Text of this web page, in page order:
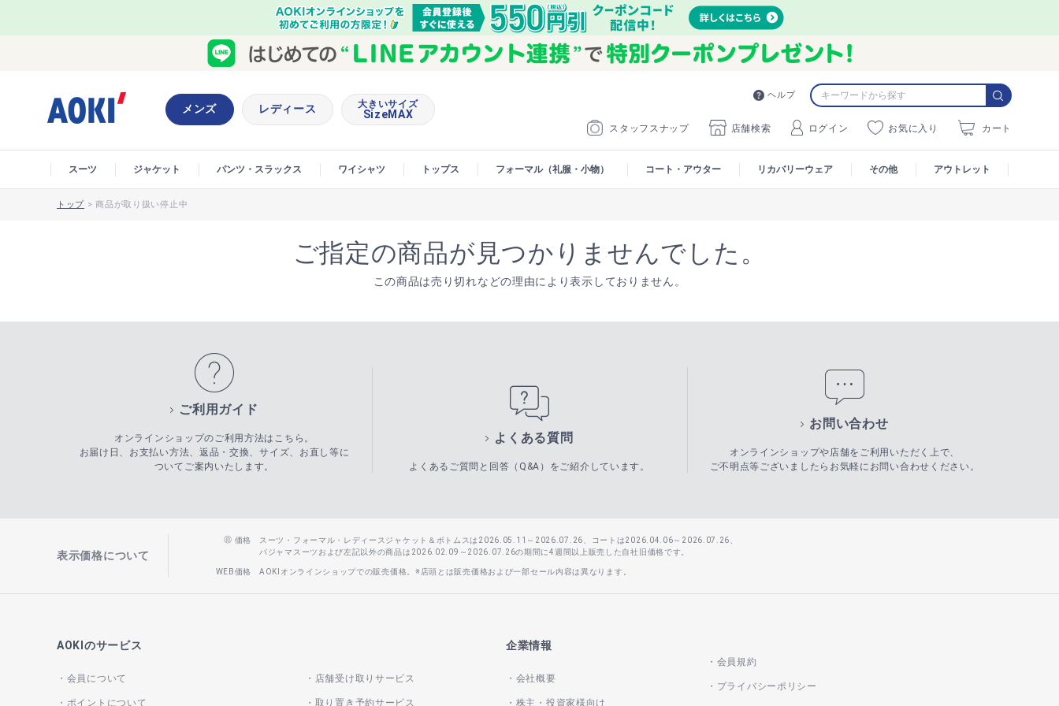
ヘルプ
スタッフスナップ 店舗検索 ログイン お気に入り カート
メンズ レディース 大きいサイズ
SizeMAX
スーツ ジャケット パンツ・スラックス ワイシャツ トップス フォーマル（礼服・小物） コート・アウター リカバリーウェア その他 アウトレット
トップ >商品が取り扱い停止中
ご指定の商品が見つかりませんでした。
この商品は売り切れなどの理由により表示しておりません。
ご利用ガイド
オンラインショップのご利用方法はこちら。
お届け日、お支払い方法、返品・交換、サイズ、お直し等に
ついてご案内いたします。
よくある質問
よくあるご質問と回答（Q&A）をご紹介しています。
お問い合わせ
オンラインショップや店舗をご利用いただく上で、
ご不明点等ございましたらお気軽にお問い合わせください。
表示価格について
価格
スーツ・フォーマル・レディースジャケット＆ボトムスは2026.05.11～2026.07.26、コートは2026.04.06～2026.07.26、
パジャマスーツおよび左記以外の商品は2026.02.09～2026.07.26の期間に4週間以上販売した自社旧価格です。
WEB価格 AOKIオンラインショップでの販売価格。※店頭とは販売価格および一部セール内容は異なります。
AOKIのサービス
会員について
ポイントについて
店舗受け取りサービス
取り置き予約サービス
企業情報
会社概要
株主・投資家様向け
会員規約
プライバシーポリシー